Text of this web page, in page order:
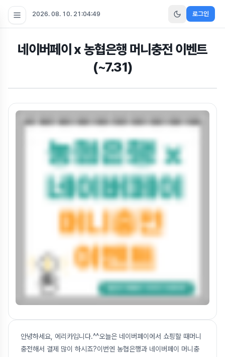
2026. 08. 10. 21:04:51 로그인
네이버페이 x 농협은행 머니충전 이벤트
(~7.31)
안녕하세요, 에리카입니다.^^오늘은 네이버페이에서 쇼핑할 때머니
충전해서 결제 많이 하시죠?이번엔 농협은행과 네이버페이 머니충